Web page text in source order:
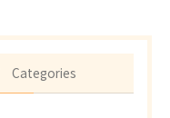
Categories